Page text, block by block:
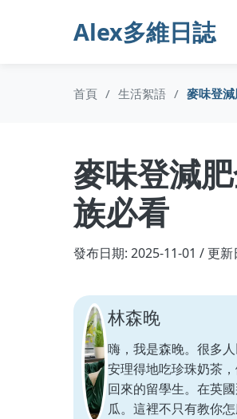
Alex多維日誌
首頁 / 生活絮語 / 麥味登
麥味登減
族必看
發布日期: 2025-11-01 / 更新
林森晚
嗨，我是森晚。很多
安理得地吃珍珠奶茶
回來的留學生。在英
瓜。這裡不只有教你